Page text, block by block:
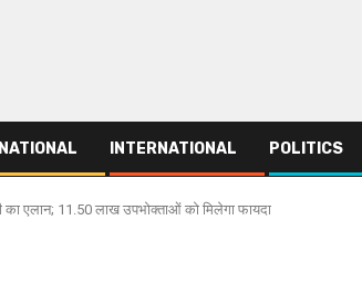
NATIONAL INTERNATIONAL POLITICS
का एलान; 11.50 लाख उपभोक्ताओं को मिलेगा फायदा